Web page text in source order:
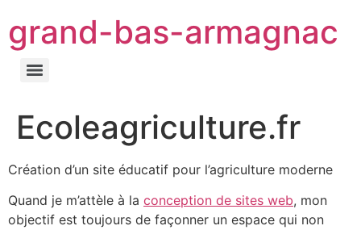
grand-bas-armagnac
Ecoleagriculture.fr
Création d’un site éducatif pour l’agriculture moderne
Quand je m’attèle à la conception de sites web, mon
objectif est toujours de façonner un espace qui non